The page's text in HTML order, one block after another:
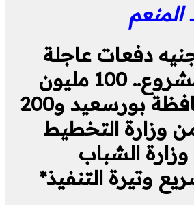
جنيه دفعات عاجلة
لاستكمال المشروع.. 100 مليون
جنيه من محافظة بورسعيد و200
وزارة التخطيط
الشباب
وتيرة التنفيذ*